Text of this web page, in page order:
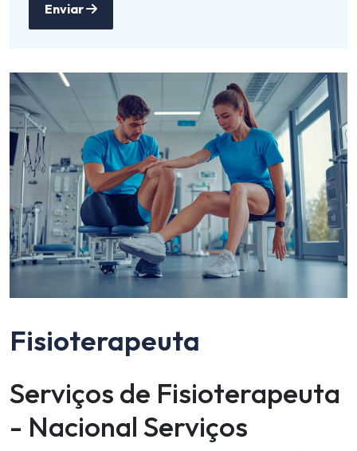
Enviar
Fisioterapeuta
Serviços de Fisioterapeuta
- Nacional Serviços